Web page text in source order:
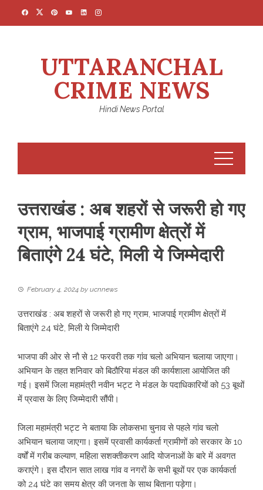
UTTARANCHAL
CRIME NEWS
Hindi News Portal
उत्तराखंड : अब शहरों से जरूरी हो गए
ग्राम, भाजपाई ग्रामीण क्षेत्रों में
बिताएंगे 24 घंटे, मिली ये जिम्मेदारी
February 4, 2024 by ucnnews
उत्तराखंड : अब शहरों से जरूरी हो गए ग्राम, भाजपाई ग्रामीण क्षेत्रों में
बिताएंगे 24 घंटे, मिली ये जिम्मेदारी
भाजपा की ओर से नौ से 12 फरवरी तक गांव चलो अभियान चलाया जाएगा।
अभियान के तहत शनिवार को बिठौरिया मंडल की कार्यशाला आयोजित की
गई। इसमें जिला महामंत्री नवीन भट्ट ने मंडल के पदाधिकारियों को 53 बूथों
में प्रवास के लिए जिम्मेदारी सौंपी।
जिला महामंत्री भट्ट ने बताया कि लोकसभा चुनाव से पहले गांव चलो
अभियान चलाया जाएगा। इसमें प्रवासी कार्यकर्ता ग्रामीणों को सरकार के 10
वर्षों में गरीब कल्याण, महिला सशक्तीकरण आदि योजनाओं के बारे में अवगत
कराएंगे। इस दौरान सात लाख गांव व नगरों के सभी बूथों पर एक कार्यकर्ता
को 24 घंटे का समय क्षेत्र की जनता के साथ बिताना पड़ेगा।